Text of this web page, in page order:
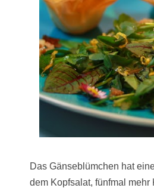
Das Gänseblümchen hat
dem Kopfsalat, fünfmal